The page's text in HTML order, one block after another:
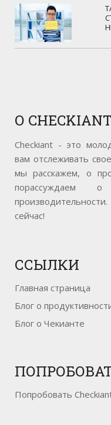
О CHECKIANT
Checkiant - это
вам отслеживать
мы расскажем, о
порассуждаем о
сейчас!
ССЫЛКИ
Главная страница
Блог о
Блог о Чекианте
Попробовать